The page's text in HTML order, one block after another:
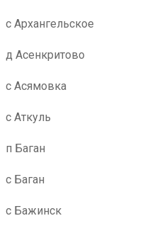
с Архангельское
д Асенкритово
с Асямовка
с Аткуль
п Баган
с Баган
с Бажинск